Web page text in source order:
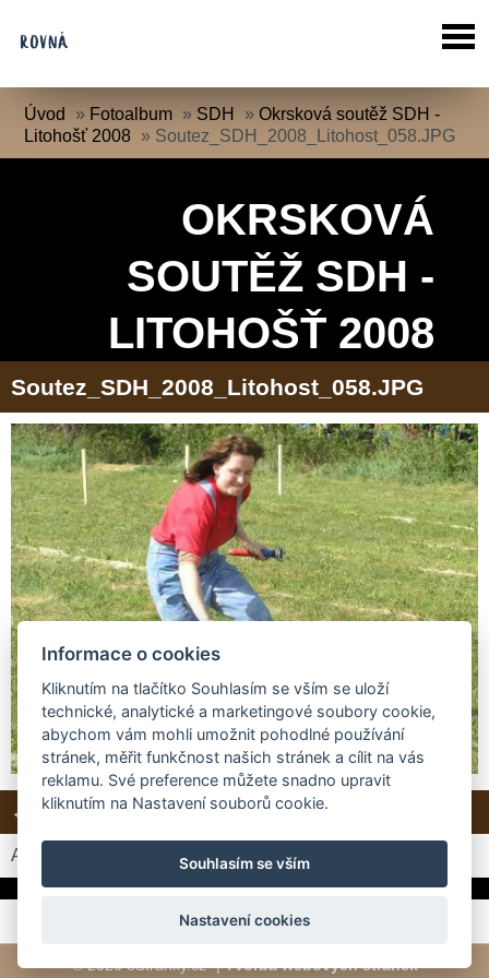
Úvod » Fotoalbum » SDH »Okrsková soutěž SDH -
Litohošť 2008 » Soutez_SDH_2008_Litohost_058.JPG
OKRSKOVÁ
SOUTĚŽ SDH -
LITOHOŠŤ 2008
Soutez_SDH_2008_Litohost_058.JPG
← Předchozí Další → Zpět do složky
Automatické procházení: 3 | 4| |
© 2026 eStránky.cz | Tvorba webových stránek
Informace o cookies
Kliknutím na tlačítko Souhlasím se vším se uloží
technické, analytické a marketingové soubory cookie,
abychom vám mohli umožnit pohodlné používání
stránek, měřit funkčnost našich stránek a cílit na vás
reklamu. Své preference můžete snadno upravit
kliknutím na Nastavení souborů cookie.
Souhlasím se vším
Nastavení cookies